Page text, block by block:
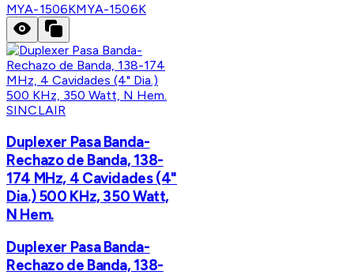
MYA-1506KMYA-1506K
SINCLAIR
Duplexer Pasa Banda-
Rechazo de Banda, 138-
174 MHz, 4 Cavidades (4"
Dia.) 500 KHz, 350 Watt,
N Hem.
Duplexer Pasa Banda-
Rechazo de Banda, 138-